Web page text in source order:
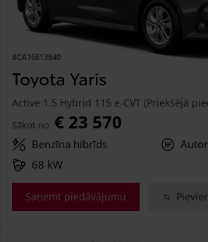
#CA16613840
Toyota Yaris
Active 1.5 Hybrid 115 e-CVT (Priekšējā
Sākot no € 23 570
Benzīna hibrīds
68 kW
Saņemt piedāvājumu